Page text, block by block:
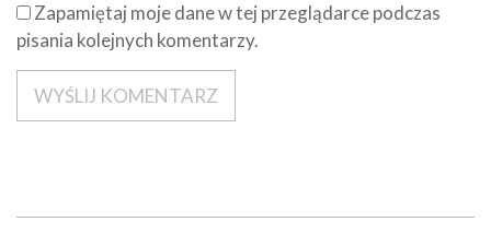
Zapamiętaj moje dane w tej przeglądarce podczas
pisania kolejnych komentarzy.